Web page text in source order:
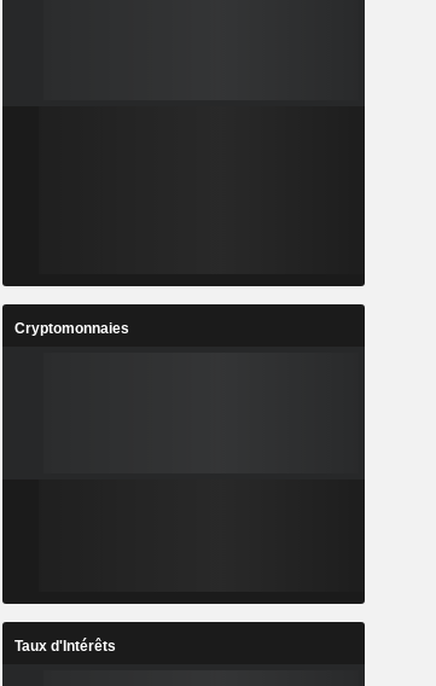
Cryptomonnaies
Taux d'Intérêts